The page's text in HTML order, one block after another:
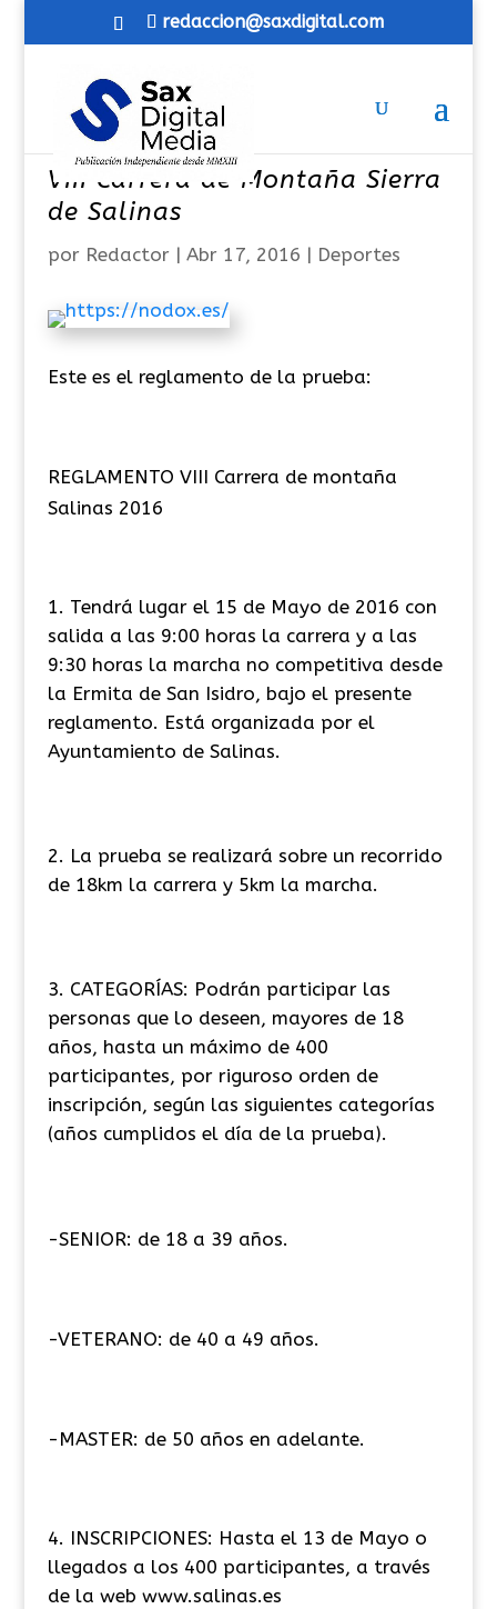
redaccion@saxdigital.com
VIII Carrera de Montaña Sierra
de Salinas
por Redactor| Abr 17, 2016 | Deportes
Este es el reglamento de la prueba:
REGLAMENTO VIII Carrera de montaña
Salinas 2016
Tendrá lugar el 15 de Mayo de 2016 con
salida a las 9:00 horas la carrera y a las
9:30 horas la marcha no competitiva desde
la Ermita de San Isidro, bajo el presente
reglamento. Está organizada por el
Ayuntamiento de Salinas.
La prueba se realizará sobre un recorrido
de 18km la carrera y 5km la marcha.
CATEGORÍAS: Podrán participar las
personas que lo deseen, mayores de 18
años, hasta un máximo de 400
participantes, por riguroso orden de
inscripción, según las siguientes categorías
(años cumplidos el día de la prueba).
-SENIOR: de 18 a 39 años.
-VETERANO: de 40 a 49 años.
-MASTER: de 50 años en adelante.
INSCRIPCIONES: Hasta el 13 de Mayo o
llegados a los 400 participantes, a través
de la web www.salinas.es